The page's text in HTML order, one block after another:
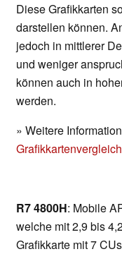
Diese Grafikkarten
darstellen können.
jedoch in mittlerer
und weniger
können auch in
werden.
» Weitere
Grafikkartenvergleich
R7 4800H: Mobile
welche mit 2,9 bis
Grafikkarte mit 7